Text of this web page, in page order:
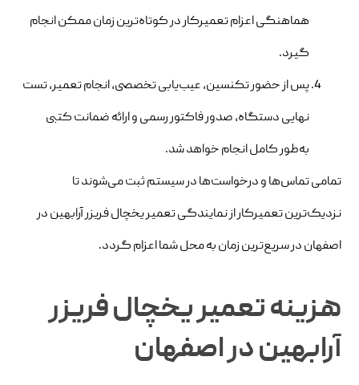
هماهنگی اعزام تعمیرکار در کوتاه‌ترین زمان ممکن انجام
گیرد.
پس از حضور تکنسین، عیب‌یابی تخصصی، انجام تعمیر، تست
نهایی دستگاه، صدور فاکتور رسمی و ارائه ضمانت کتبی
به‌طور کامل انجام خواهد شد.
تمامی تماس‌ها و درخواست‌ها در سیستم ثبت می‌شوند تا
نزدیک‌ترین تعمیرکار از نمایندگی تعمیر یخچال فریزر آرابهین در
اصفهان در سریع‌ترین زمان به محل شما اعزام گردد.
هزینه تعمیر یخچال فریزر
آرابهین در اصفهان